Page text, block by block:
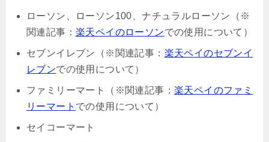
ローソン、ローソン100、ナチュラルローソン（※
関連記事： 楽天ペイのローソンでの使用について）
セブンイレブン（※関連記事： 楽天ペイのセブンイ
レブンでの使用について）
ファミリーマート（※関連記事： 楽天ペイのファミ
リーマート での使用について）
セイコーマート